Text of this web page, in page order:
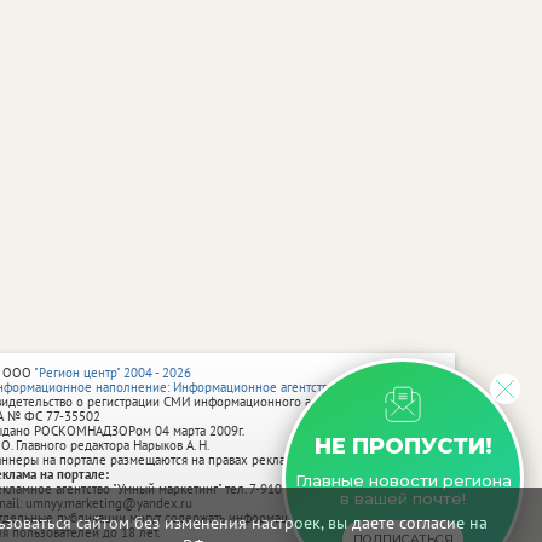
сайтом без изменения настроек, вы даете согласие на
НЕ ПРОПУСТИ!
Главные новости региона
в вашей почте!
"Регион центр" 2004 - 2026
наполнение: Информационное агентство vRossii.ru
о регистрации СМИ информационного агентства vRossii.ru
№ ФС 77‑35502
РОСКОМНАДЗОРом 04 марта 2009г.
Главного редактора Нарыков А. Н.
на портале размещаются на правах рекламы.
на портале:
агентство "Умный маркетинг" тел. 7-910-267-70-40,
umnyy.marketing@yandex.ru
публикации могут содержать информацию, не предназначенную
пользователей до 18 лет.